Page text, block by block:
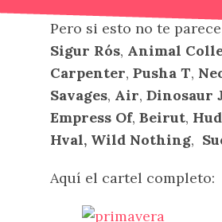
Pero si esto no te
Sigur Rós, Animal
Carpenter, Pusha T,
Savages, Air, Dinosaur
Empress Of, Beirut,
Hval, Wild Nothing,
Aquí el cartel completo: